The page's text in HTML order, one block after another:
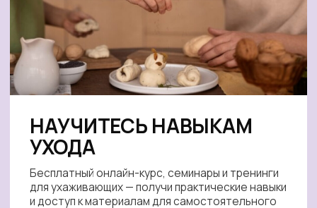
Поддержите ежедневную работу Фонда Альцрус.
Вместе с вами Фонд создаёт в России систему
помощи семьям с близкими с деменцией.
Ежемесячно
Единоразово
2000 ₽
ПОДДЕРЖАТЬ ФОНД